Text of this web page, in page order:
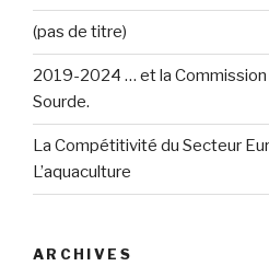
(pas de titre)
2019-2024 … et la
Sourde.
La Compétitivité du Secteur
L’aquaculture
ARCHIVES